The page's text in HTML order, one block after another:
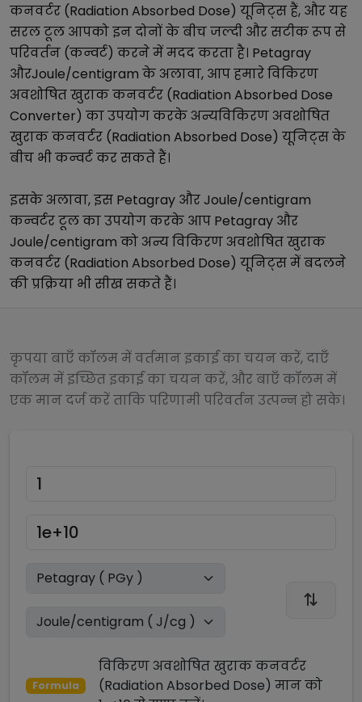
कनवर्टर (Radiation Absorbed Dose) यूनिट्स हैं, और यह
सरल टूल आपको इन दोनों के बीच जल्दी और सटीक रूप से
परिवर्तन (कन्वर्ट) करने में मदद करता है। Petagray
औरJoule/centigram के अलावा, आप हमारेविकिरण
अवशोषित खुराक कनवर्टर (Radiation Absorbed Dose
Converter) का उपयोग करके अन्यविकिरण अवशोषित
खुराक कनवर्टर (Radiation Absorbed Dose) यूनिट्स के
बीच भी कन्वर्ट कर सकते हैं।
इसके अलावा, इस Petagray औरJoule/centigram
कन्वर्टर टूल का उपयोग करके आप Petagray और
Joule/centigram को अन्यविकिरण अवशोषित खुराक
कनवर्टर (Radiation Absorbed Dose) यूनिट्स में बदलने
की प्रक्रिया भी सीख सकते हैं।
कृपया बाएँ कॉलम में वर्तमान इकाई का चयन करें, दाएँ
कॉलम में इच्छित इकाई का चयन करें, और बाएँ कॉलम में
एक मान दर्ज करें ताकि परिणामी परिवर्तन उत्पन्न हो सके।
Formula
विकिरण अवशोषित खुराक कनवर्टर
(Radiation Absorbed Dose) मान को